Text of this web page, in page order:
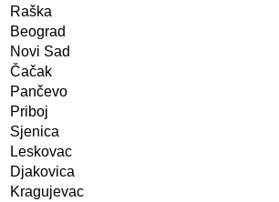
Raška
Beograd
Novi Sad
Čačak
Pančevo
Priboj
Sjenica
Leskovac
Djakovica
Kragujevac